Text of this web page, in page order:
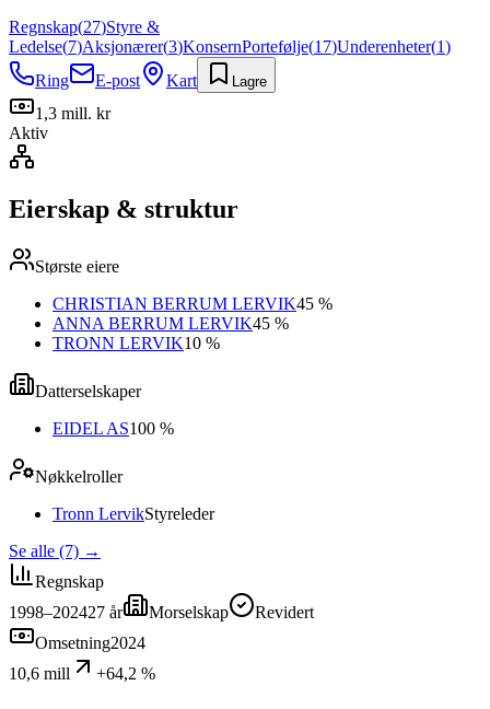
Regnskap(27)Styre &
Ledelse(7)Aksjonærer(3)KonsernPortefølje(17)Underenheter(1)
Ring
E-post Kart Lagre
1,3 mill. kr
Aktiv
Eierskap & struktur
Største eiere
CHRISTIAN BERRUM LERVIK45 %
ANNA BERRUM LERVIK45 %
TRONN LERVIK10 %
Datterselskaper
EIDEL AS100 %
Nøkkelroller
Tronn LervikStyreleder
Se alle (7) →
Regnskap
1998–202427 år Morselskap
Revidert
Omsetning2024
10,6 mill
+64,2 %